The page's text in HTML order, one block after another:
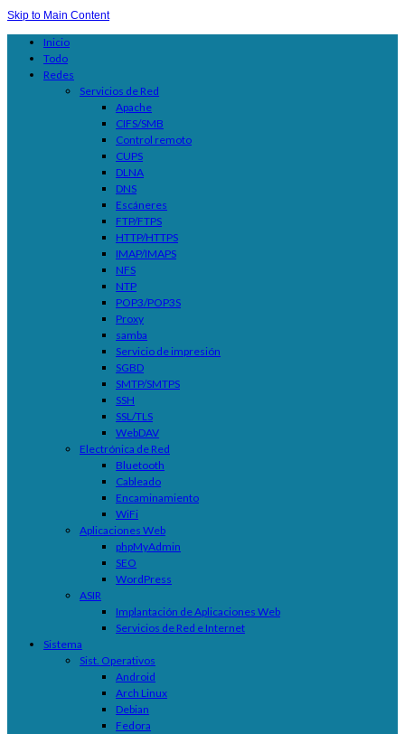
Skip to Main Content
Inicio
Todo
Redes
Servicios de Red
Apache
CIFS/SMB
Control remoto
CUPS
DLNA
DNS
Escáneres
FTP/FTPS
HTTP/HTTPS
IMAP/IMAPS
NFS
NTP
POP3/POP3S
Proxy
samba
Servicio de impresión
SGBD
SMTP/SMTPS
SSH
SSL/TLS
WebDAV
Electrónica de Red
Bluetooth
Cableado
Encaminamiento
WiFi
Aplicaciones Web
phpMyAdmin
SEO
WordPress
ASIR
Implantación de Aplicaciones Web
Servicios de Red e Internet
Sistema
Sist. Operativos
Android
Arch Linux
Debian
Fedora